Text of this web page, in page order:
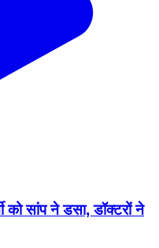
को सांप ने डसा, डॉक्टरों ने